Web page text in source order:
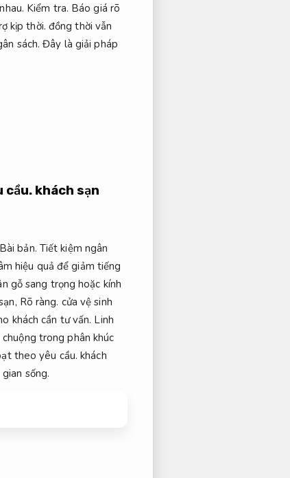
Kiểm tra. Báo giá rõ
kịp thời. đồng thời vẫn
sách. Đây là giải pháp
cầu.khách sạn
Bài bản. Tiết kiệm ngân
hiệu quả để giảm tiếng
gỗ sang trọng hoặc kính
Rõ ràng. cửa vệ sinh
khách cần tư vấn. Linh
trong phân khúc
theo yêu cầu. khách
sống.